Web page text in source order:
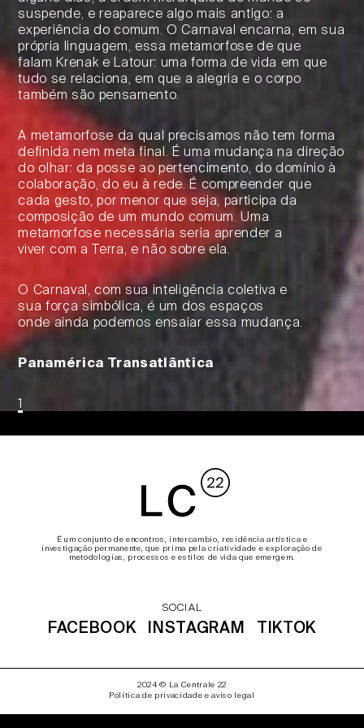
suspende, e reaparece algo mais antigo: a
experiência do comum. O Carnaval encarna, em sua
própria linguagem, essa metamorfose de que
falam Krenak e Latour: uma forma de vida em que
tudo se relaciona, em que a alegria e o corpo
também são pensamento.
A metamorfose da qual precisamos não tem forma
definida nem meta final. É uma mudança na direção
do olhar: da posse ao pertencimento, do domínio à
colaboração, do eu à rede. É compreender que
cada gesto, por menor que seja, participa da
composição de um mundo comum. Uma
metamorfose necessária seria aprender a
viver com a Terra, e não sobre ela.
O Carnaval, com sua inteligência coletiva e
sua força simbólica, é um dos espaços
onde ainda podemos ensaiar essa mudança.
Panamérica Transatlântica
1
É um conjunto de encontros, intercambio, residência artística e
investigação permanente, que prima pela criatividade e exploração de
metodologias, processos e estilos de vida que emergem.
SOCIAL
FACEBOOK INSTAGRAM TIKTOK
2024 © La Centrale 22
Política de privacidade e aviso legal